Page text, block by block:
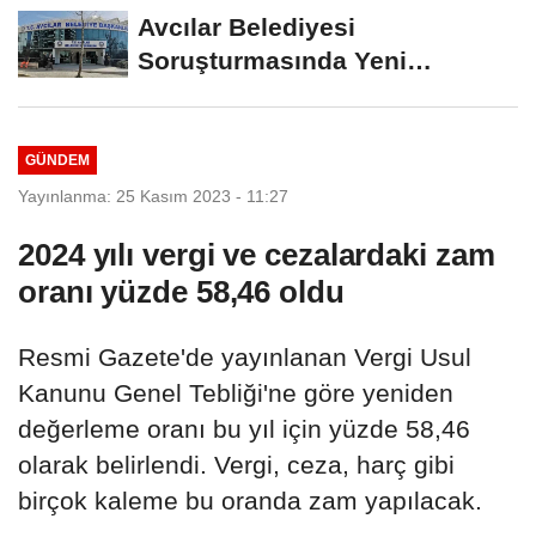
Avcılar Belediyesi
Soruşturmasında Yeni
GÜNDEM
Yayınlanma: 25 Kasım 2023 - 11:27
2024 yılı vergi ve cezalardaki zam
oranı yüzde 58,46 oldu
Resmi Gazete'de yayınlanan Vergi Usul
Kanunu Genel Tebliği'ne göre yeniden
değerleme oranı bu yıl için yüzde 58,46
olarak belirlendi. Vergi, ceza, harç gibi
birçok kaleme bu oranda zam yapılacak.